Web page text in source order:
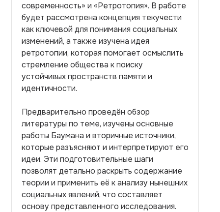
современность» и «Ретротопия». В работе
будет рассмотрена концепция текучести
как ключевой для понимания социальных
изменений, а также изучена идея
ретротопии, которая помогает осмыслить
стремление общества к поиску
устойчивых пространств памяти и
идентичности.
Предварительно проведён обзор
литературы по теме, изучены основные
работы Баумана и вторичные источники,
которые разъясняют и интерпретируют его
идеи. Эти подготовительные шаги
позволят детально раскрыть содержание
теории и применить её к анализу нынешних
социальных явлений, что составляет
основу представленного исследования.